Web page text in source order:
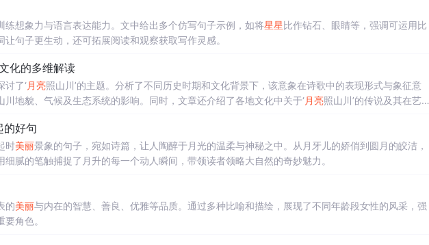
练想象力与语言表达能力。文中给出多个仿写句子示例，如将星星比作钻石、眼睛等，强调可运用比
让句子更生动，还可拓展阅读和观察获取写作灵感。
化的多维解读
讨了‘月亮照山川’的主题。分析了不同历史时期和文化背景下，该意象在诗歌中的表现形式与象征意
川地貌、气候及生态系统的影响。同时，文章还介绍了各地文化中关于‘月亮照山川’的传说及其在艺术
的好句
时美丽景象的句子，宛如诗篇，让人陶醉于月光的温柔与神秘之中。从月牙儿的娇俏到圆月的皎洁，
腻的笔触捕捉了月升的每一个动人瞬间，带领读者领略大自然的奇妙魅力。
的美丽与内在的智慧、善良、优雅等品质。通过多种比喻和描绘，展现了不同年龄段女性的风采，强
角色。